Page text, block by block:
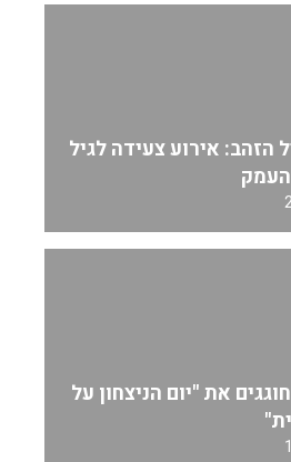
הזהב: אירוע צעידה לגיל
את "יום הניצחון על